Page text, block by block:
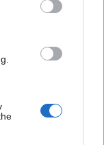
quando o
ULS Coimbra
até porque
do ADN da